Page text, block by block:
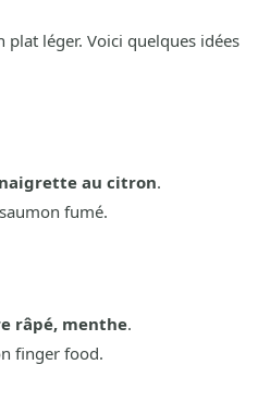
plat léger. Voici quelques idées
au citron.
fumé.
râpé, menthe.
finger food.